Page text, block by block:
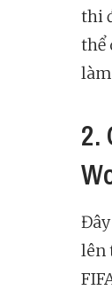
thi
thể
2.
lên